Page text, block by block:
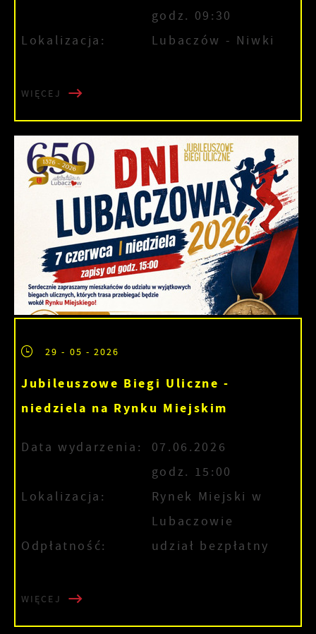
godz. 09:30
Lokalizacja:
Lubaczów - Niwki
WIĘCEJ
29 - 05 - 2026
Jubileuszowe Biegi Uliczne -
niedziela na Rynku Miejskim
Data wydarzenia:
07.06.2026
godz. 15:00
Lokalizacja:
Rynek Miejski w
Lubaczowie
Odpłatność:
udział bezpłatny
WIĘCEJ